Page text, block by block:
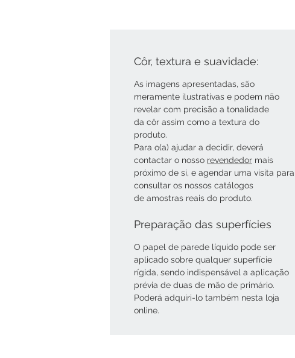
Côr, textura e suavidade:
As imagens apresentadas, são
meramente ilustrativas e podem não
revelar com precisão a tonalidade
da côr assim como a textura do
produto.
Para o(a) ajudar a decidir, deverá
contactar o nosso revendedor mais
próximo de si, e agendar uma visita para
consultar os nossos catálogos
de amostras reais do produto.
Preparação das superfícies
O papel de parede líquido pode ser
aplicado sobre qualquer superfície
rígida, sendo indispensável a aplicação
prévia de duas de mão de primário.
Poderá adquiri-lo também nesta loja
online.